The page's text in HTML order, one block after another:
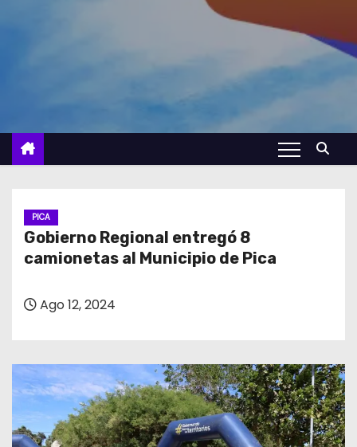
PICA
Gobierno Regional entregó 8
camionetas al Municipio de Pica
Ago 12, 2024